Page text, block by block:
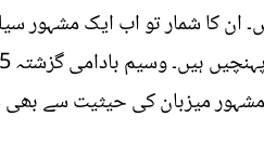
ان کا شمار تو اب ایک مشہور
مشہور میزبان کی حیثیت سے